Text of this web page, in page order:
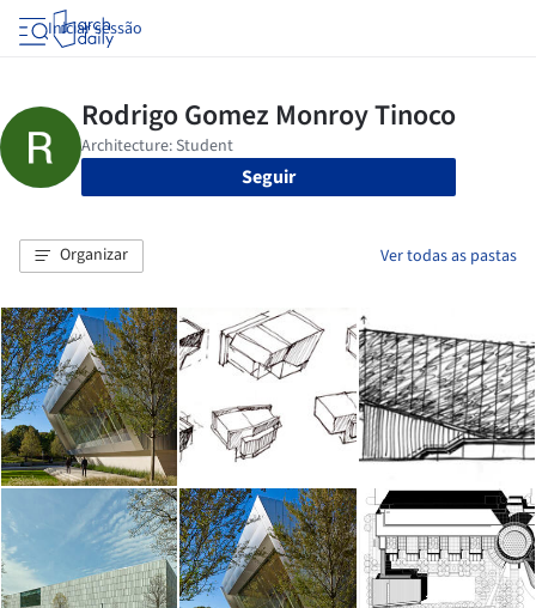
Iniciar sessão
Seguir
Organizar Ver todas as pastas